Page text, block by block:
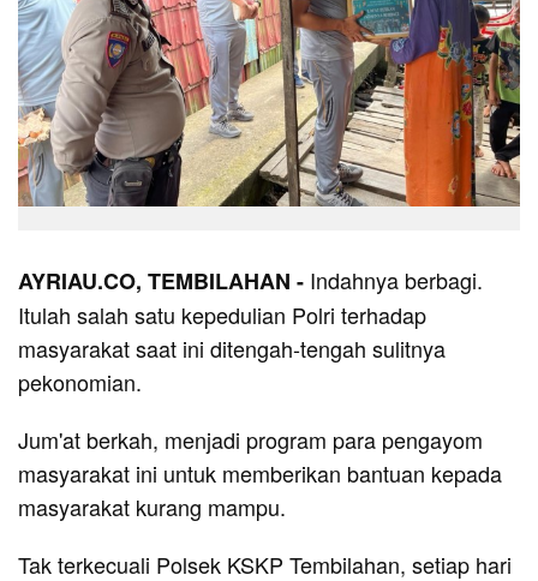
AYRIAU.CO, TEMBILAHAN - Indahnya berbagi.
Itulah salah satu kepedulian Polri terhadap
masyarakat saat ini ditengah-tengah sulitnya
pekonomian.
Jum'at berkah, menjadi program para pengayom
masyarakat ini untuk memberikan bantuan kepada
masyarakat kurang mampu.
Tak terkecuali Polsek KSKP Tembilahan, setiap hari